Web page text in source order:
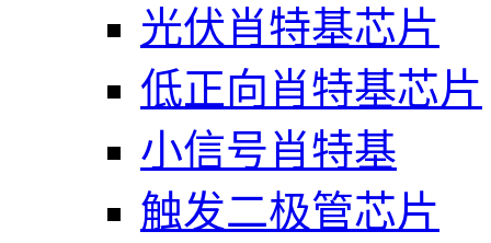
光伏肖特基芯片
低正向肖特基芯片
小信号肖特基
触发二极管芯片